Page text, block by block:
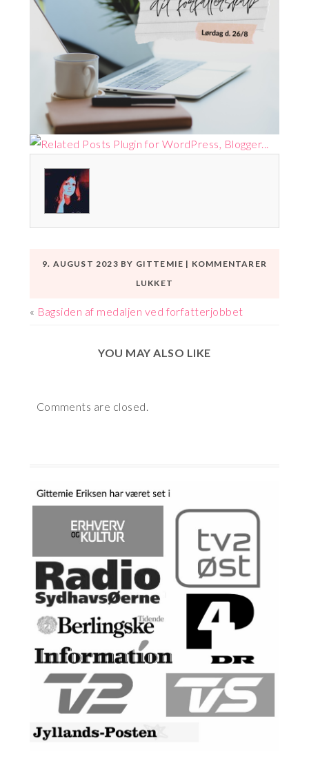
9. AUGUST 2023 BY GITTEMIE | KOMMENTARER
LUKKET
« Bagsiden af medaljen ved forfatterjobbet
YOU MAY ALSO LIKE
Comments are closed.